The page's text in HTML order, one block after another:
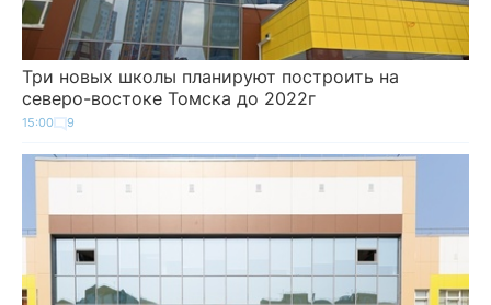
Три новых школы планируют построить на
северо-востоке Томска до 2022г
15:00 9